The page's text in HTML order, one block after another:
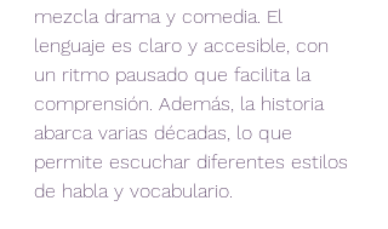
mezcla drama y comedia. El
lenguaje es claro y accesible, con
un ritmo pausado que facilita la
comprensión. Además, la historia
abarca varias décadas, lo que
permite escuchar diferentes estilos
de habla y vocabulario.